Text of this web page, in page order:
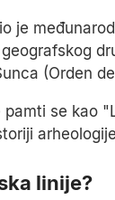
je
(Orden
pamti se kao
linije?